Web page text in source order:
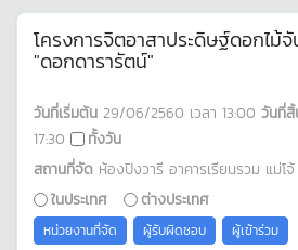
โครงการจิตอาสาประดิษฐ์ดอกไม้
"ดอกดารารัตน์"
วันที่เริ่มต้น 29/06/2560 เวลา 13:00 วันที่
17:30
ทั้งวัน
สถานที่จัด ห้องปิงวารี อาคารเรียนรวม แม่โ
ในประเทศ
ต่างประเทศ
หน่วยงานที่จัด ผู้รับผิดชอบ ผู้เข้าร่วม